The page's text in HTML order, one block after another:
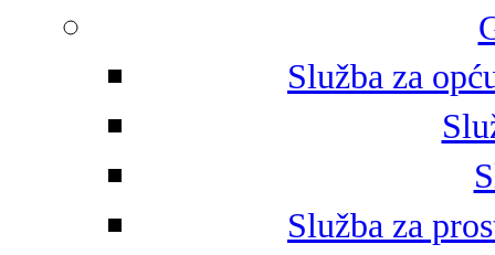
Služba za
Služba za